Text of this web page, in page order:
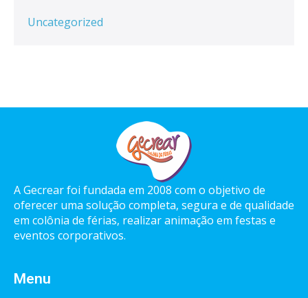
Uncategorized
A Gecrear foi fundada em 2008 com o objetivo de
oferecer uma solução completa, segura e de qualidade
em colônia de férias, realizar animação em festas e
eventos corporativos.
Menu